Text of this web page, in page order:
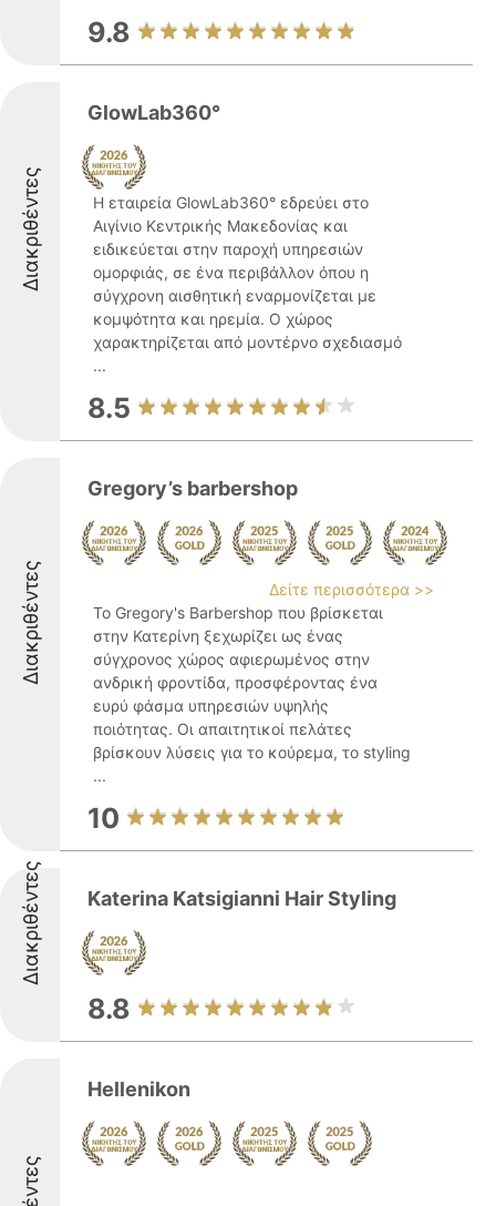
9.8
Διακριθέντες
GlowLab360°
Η εταιρεία GlowLab360° εδρεύει στο
Αιγίνιο Κεντρικής Μακεδονίας και
ειδικεύεται στην παροχή υπηρεσιών
ομορφιάς, σε ένα περιβάλλον όπου η
σύγχρονη αισθητική εναρμονίζεται με
κομψότητα και ηρεμία. Ο χώρος
χαρακτηρίζεται από μοντέρνο σχεδιασμό
...
8.5
Διακριθέντες
Gregory’s barbershop
Δείτε περισσότερα >>
Το Gregory's Barbershop που βρίσκεται
στην Κατερίνη ξεχωρίζει ως ένας
σύγχρονος χώρος αφιερωμένος στην
ανδρική φροντίδα, προσφέροντας ένα
ευρύ φάσμα υπηρεσιών υψηλής
ποιότητας. Οι απαιτητικοί πελάτες
βρίσκουν λύσεις για το κούρεμα, το styling
...
10
Διακριθέντες Katerina Katsigianni Hair Styling
8.8
Hellenikon